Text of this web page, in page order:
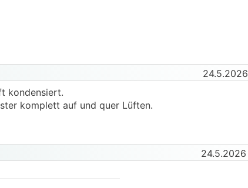
24.5.2026
kondensiert.
komplett auf und quer Lüften.
24.5.2026